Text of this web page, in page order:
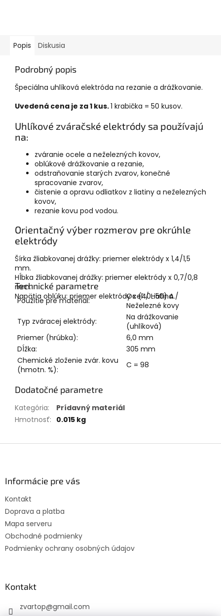
Popis Diskusia
Podrobný popis
Špeciálna uhlíková elektróda na rezanie a drážkovanie.
Uvedená cena je za 1 kus.1 krabička = 50 kusov.
Uhlíkové zváračské elektródy sa používajú
na:
zváranie ocele a neželezných kovov,
oblúkové drážkovanie a rezanie,
odstraňovanie starých zvarov, konečné
spracovanie zvarov,
čistenie a opravu odliatkov z liatiny a neželezných
kovov,
rezanie kovu pod vodou.
Orientačný výber rozmerov pre okrúhle
elektródy
Šírka žliabkovanej drážky: priemer elektródy x 1,4/1,5
mm.
Hĺbka žliabkovanej drážky: priemer elektródy x 0,7/0,8
mm.
Napätia oblúku: priemer elektródy x (40–50) A.
Technické parametre
Použitie pre materiál:
Oceľ / Liatina /
Neželezné kovy
Typ zváracej elektródy:
Na drážkovanie
(uhlíková)
Priemer (hrúbka):
6,0 mm
Dĺžka:
305 mm
Chemické zloženie zvár. kovu
(hmotn. %):
C = 98
Dodatočné parametre
Kategória:
Prídavný materiál
Hmotnosť: 0.015 kg
Informácie pre vás
Kontakt
Doprava a platba
Mapa serveru
Obchodné podmienky
Podmienky ochrany osobných údajov
Kontakt
zvartop@gmail.com